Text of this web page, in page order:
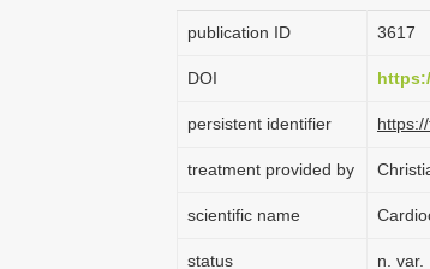
publication ID 3617
DOI
persistent identifier
treatment provided by
scientific name
status n. var.